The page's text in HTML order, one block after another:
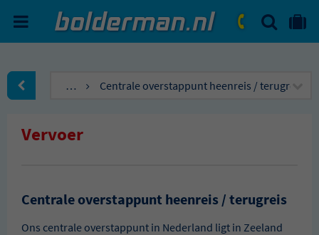
ma. - vr.: 09:00 - 17:30
ZOEKEN
naar Homepagina … Centrale overstappunt heenreis / terugreis
Vervoer
Centrale overstappunt heenreis / terugreis
Ons centrale overstappunt in Nederland ligt in Zeeland